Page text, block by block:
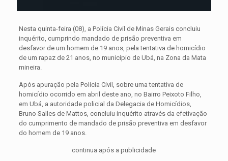
Nesta quinta-feira (08), a Polícia Civil de Minas Gerais concluiu
inquérito, cumprindo mandado de prisão preventiva em
desfavor de um homem de 19 anos, pela tentativa de homicídio
de um rapaz de 21 anos, no município de Ubá, na Zona da Mata
mineira.
Após apuração pela Polícia Civil, sobre uma tentativa de
homicídio ocorrido em abril deste ano, no Bairro Peixoto Filho,
em Ubá, a autoridade policial da Delegacia de Homicídios,
Bruno Salles de Mattos, concluiu inquérito através da efetivação
do cumprimento de mandado de prisão preventiva em desfavor
do homem de 19 anos.
continua após a publicidade